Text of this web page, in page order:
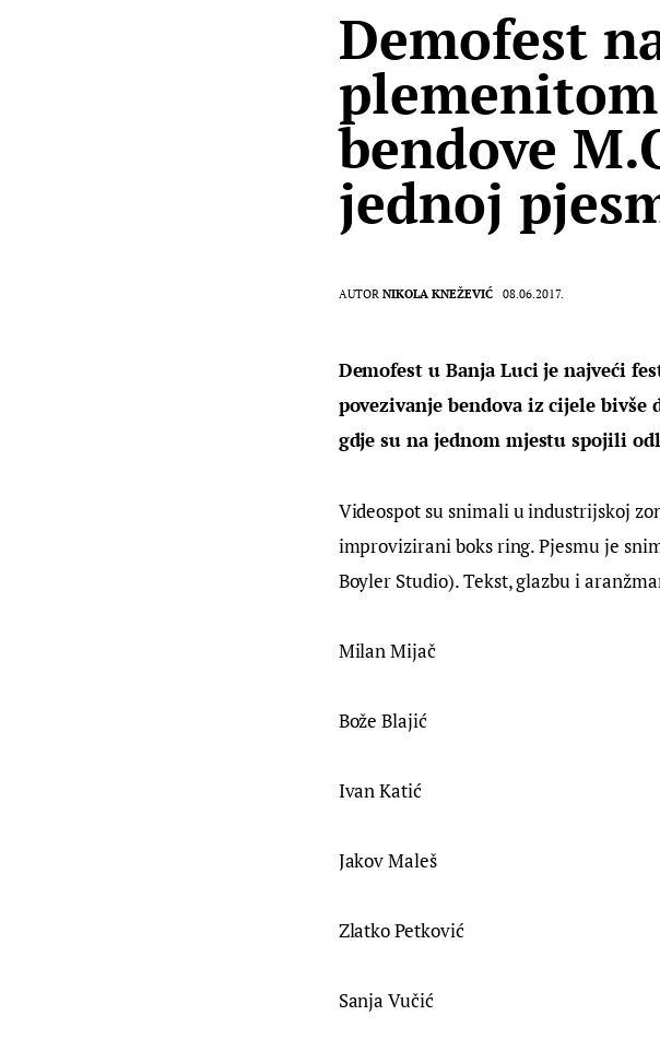
Demofest
bendove
jednoj
AUTOR NIKOLA KNEŽEVIĆ 08.06.2017.
Demofest u Banja Luci je najveći
povezivanje bendova iz cijele
gdje su na jednom mjestu spojili
Videospot su snimali u industrijskoj
improvizirani boks ring. Pjesmu je
Boyler Studio). Tekst, glazbu i
Milan Mijač
Bože Blajić
Ivan Katić
Jakov Maleš
Zlatko Petković
Sanja Vučić